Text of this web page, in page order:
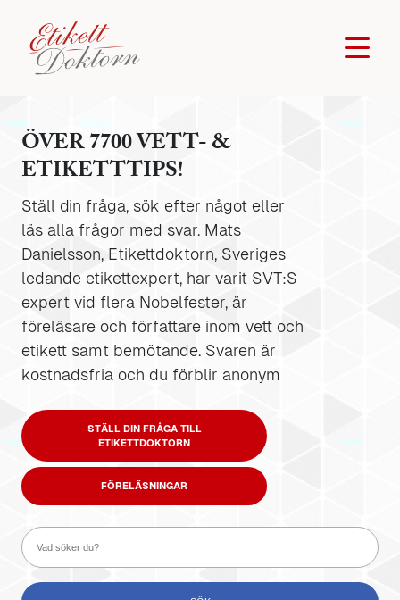
ÖVER 7700 VETT- &
ETIKETTTIPS!
Ställ din fråga, sök efter något eller
läs alla frågor med svar. Mats
Danielsson, Etikettdoktorn, Sveriges
ledande etikettexpert, har varit SVT:S
expert vid flera Nobelfester, är
föreläsare och författare inom vett och
etikett samt bemötande. Svaren är
kostnadsfria och du förblir anonym
STÄLL DIN FRÅGA TILL
ETIKETTDOKTORN
FÖRELÄSNINGAR